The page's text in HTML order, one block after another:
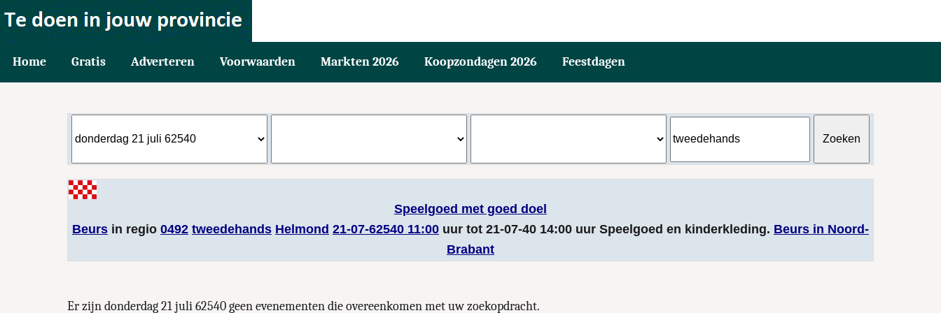
Home Gratis Adverteren Voorwaarden Markten 2026 Koopzondagen 2026 Feestdagen
Speelgoed met goed doel
Beurs in regio 0492 tweedehands Helmond 21-07-62540 11:00 uur tot 21-07-40 14:00 uur Speelgoed en kinderkleding. Beurs in Noord-
Brabant
Er zijn donderdag 21 juli 62540 geen evenementen die overeenkomen met uw zoekopdracht.